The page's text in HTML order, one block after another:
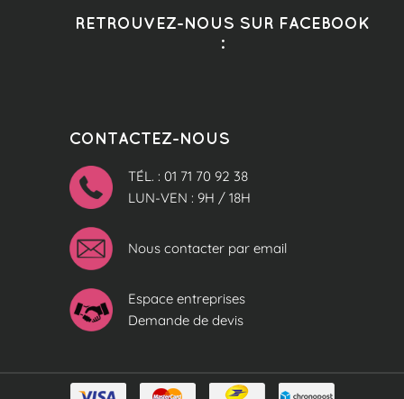
RETROUVEZ-NOUS SUR FACEBOOK
:
CONTACTEZ-NOUS
TÉL. : 01 71 70 92 38
LUN-VEN : 9H / 18H
Nous contacter par email
Espace entreprises
Demande de devis